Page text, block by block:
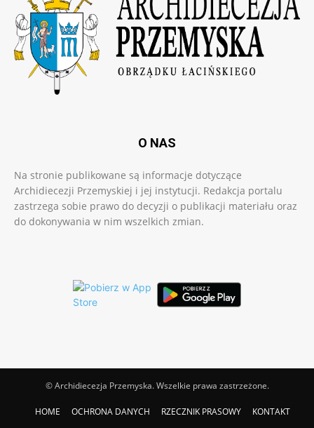
O NAS
Na stronie publikowane są informacje dotyczące
Archidiecezji Przemyskiej i jej instytucji. Redakcja portalu
zastrzega sobie prawo do decyzji o publikacji materiału oraz
do dokonywania w nim wszelkich zmian.
© Archidiecezja Przemyska. Wszelkie prawa zastrzeżone.
HOME OCHRONA DANYCH RZECZNIK PRASOWY KONTAKT